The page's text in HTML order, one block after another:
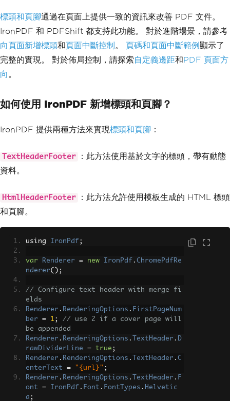
nt,
// Additional formatti
ng options
                margin
"20px",
                format
=
"A4"
};
ute( request);
{
sful response
Console.WriteLine( $ "Er
}
}
標頭和頁腳通過在頁面上提供一致的資訊來改善 PDF 文件。
IronPDF 和 PDFShift 都支持此功能。 對於進階場景，請參考
向頁面新增標頭和頁面中斷控制 。 頁碼和頁面中斷範例顯示了
完整的實現。 對於佈局控制，請探索自定義邊距和PDF 頁面方
向 。
如何使用 IronPDF 新增標頭和頁腳？
IronPDF 提供兩種方法來實現標頭和頁腳 ：
TextHeaderFooter
：此方法使用基於文字的標頭，帶有動態
資料。
HtmlHeaderFooter
：此方法允許使用模板生成的 HTML 標頭
和頁腳。
using IronPdf ;
var Renderer = new IronPdf . ChromePdfRe
nderer();
// Configure text header with merge fi
elds
Renderer . RenderingOptions . FirstPageNum
ber
= 1;
// use 2 if a cover page will
be appended
Renderer . RenderingOptions . TextHeader . D
rawDividerLine
= true ;
Renderer . RenderingOptions . TextHeader . C
enterText
= "{url}" ;
Renderer . RenderingOptions . TextHeader . F
ont
= IronPdf . Font . FontTypes . Helvetic
a ;